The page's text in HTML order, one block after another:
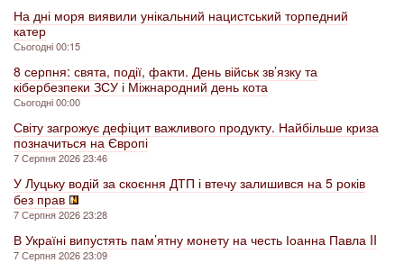
На дні моря виявили унікальний нацистський торпедний
катер
Сьогодні 00:15
8 серпня: свята, події, факти. День військ зв’язку та
кібербезпеки ЗСУ і Міжнародний день кота
Сьогодні 00:00
Світу загрожує дефіцит важливого продукту. Найбільше криза
позначиться на Європі
7 Серпня 2026 23:46
У Луцьку водій за скоєння ДТП і втечу залишився на 5 років
без прав
7 Серпня 2026 23:28
В Україні випустять пам’ятну монету на честь Іоанна Павла II
7 Серпня 2026 23:09